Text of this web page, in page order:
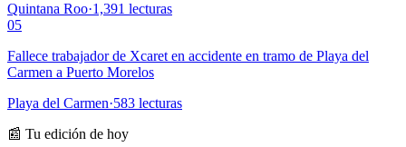
Quintana Roo·1,391 lecturas
05
Fallece trabajador de Xcaret en accidente en tramo de Playa del
Carmen a Puerto Morelos
Playa del Carmen·583 lecturas
📰 Tu edición de hoy